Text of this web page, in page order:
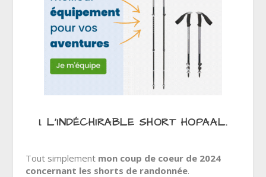
1. L’INDÉCHIRABLE SHORT HOPAAL.
Tout simplement mon coup de coeur de 2024
concernant les shorts de randonnée.